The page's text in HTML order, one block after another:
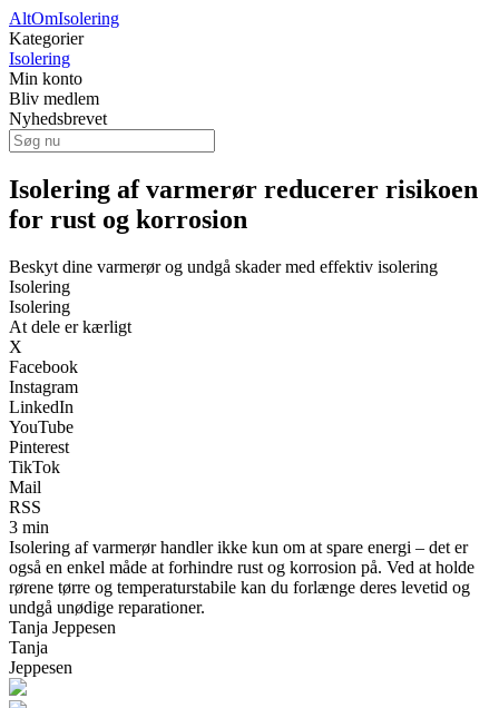
AltOmIsolering
Kategorier
Isolering
Min konto
Bliv medlem
Nyhedsbrevet
Isolering af varmerør reducerer risikoen
for rust og korrosion
Beskyt dine varmerør og undgå skader med effektiv isolering
Isolering
Isolering
At dele er kærligt
X
Facebook
Instagram
LinkedIn
YouTube
Pinterest
TikTok
Mail
RSS
3 min
Isolering af varmerør handler ikke kun om at spare energi – det er
også en enkel måde at forhindre rust og korrosion på. Ved at holde
rørene tørre og temperaturstabile kan du forlænge deres levetid og
undgå unødige reparationer.
Tanja Jeppesen
Tanja
Jeppesen